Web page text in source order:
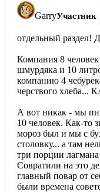
GarryУчастник
отдельный раздел!
Компания 8
шмурдяка и 10
компанию 4
черствого хлеба...
А вот никак - мы
10 человек. Как-то
мороз был и мы с
столовку... а там
три порции
Совратили на это
главный повар от
были времена